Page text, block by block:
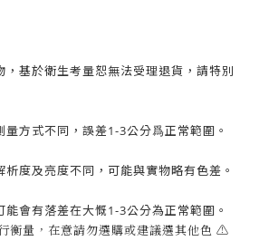
，基於衛生考量恕無法受理退貨，請特別
方式不同，誤差1-3公分爲正常範圍。
度及亮度不同，可能與實物略有色差。
會有落差在大慨1-3公分為正常範圍。
衡量，在意請勿選購或建議選其他色 ⚠️